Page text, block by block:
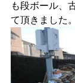
も段ボール、
て頂きました。